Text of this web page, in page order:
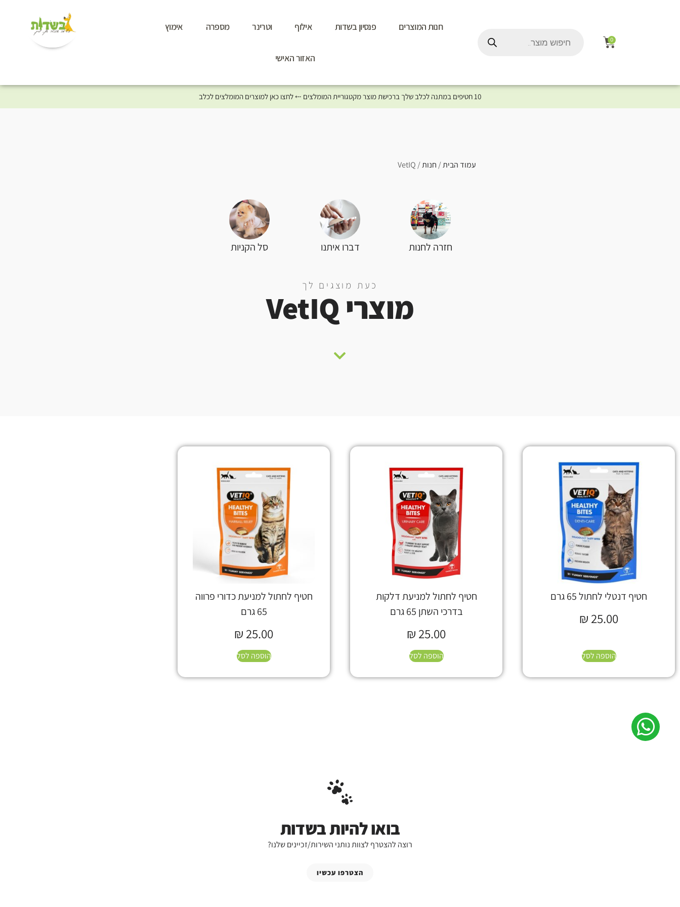
0
חנות המוצרים פנסיון בשדות אילוף וטרינר מספרה אימוץ
האזור האישי
10 חטיפים במתנה לכלב שלך ברכישת מוצר מקטגוריית המומלצים ⤎ לחצו כאן למוצרים המומלצים לכלב
עמוד הבית/ חנות/ VetIQ
חזרה לחנות דברו איתנו סל הקניות
כעת מוצגים לך
מוצרי VetIQ
חטיף דנטלי לחתול 65 גרם
₪ 25.00
הוספה לסל
חטיף לחתול למניעת דלקות
בדרכי השתן 65 גרם
₪ 25.00
הוספה לסל
חטיף לחתול למניעת כדורי פרווה
65 גרם
₪ 25.00
הוספה לסל
בואו להיות בשדות
רוצה להצטרף לצוות נותני השירות/זכיינים שלנו?
הצטרפו עכשיו